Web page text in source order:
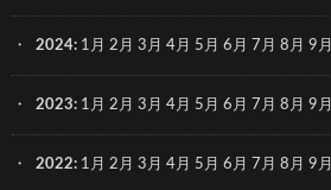
2024: 1月 2月 3月 4月 5月 6月 7月 8月 9月
2023: 1月 2月 3月 4月 5月 6月 7月 8月 9月
2022: 1月 2月 3月 4月 5月 6月 7月 8月 9月